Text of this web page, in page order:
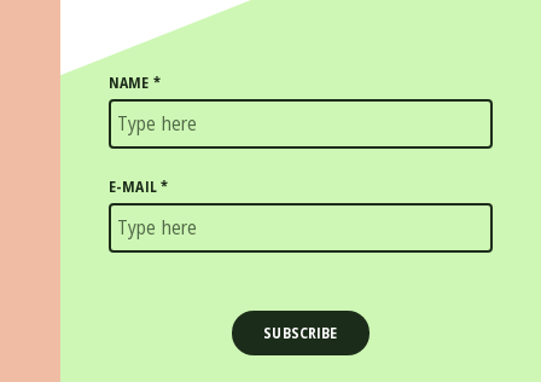
NAME *
E-MAIL*